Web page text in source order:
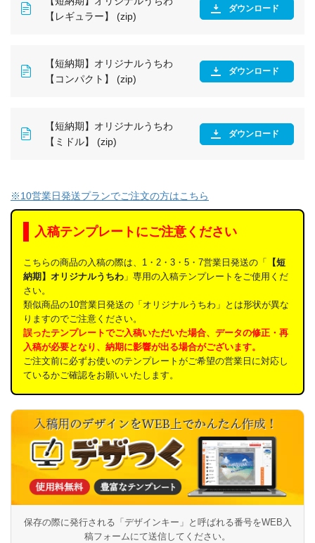
【レギュラー】 (zip)
ダウンロード
【短納期】オリジナルうちわ
【コンパクト】 (zip)
ダウンロード
【短納期】オリジナルうちわ
【ミドル】 (zip)
ダウンロード
※10営業日発送プランでご注文の方はこちら
入稿テンプレートにご注意ください
こちらの商品の入稿の際は、1・2・3・5・7営業日発送の「
【短
納期】オリジナルうちわ 」専用の入稿テンプレートをご使用くだ
さい。
類似商品の10営業日発送の「オリジナルうちわ」とは形状が異な
りますのでご注意ください。
誤ったテンプレートでご入稿いただいた場合、データの修正・再
入稿が必要となり、納期に影響が出る場合がございます。
ご注文前に必ずお使いのテンプレートがご希望の営業日に対応し
ているかご確認をお願いいたします。
保存の際に発行される「デザインキー」と呼ばれる番号をWEB入
稿フォームにて送信してください。